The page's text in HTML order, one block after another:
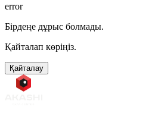
error
Бірдеңе дұрыс болмады.
Қайталап көріңіз.
Қайталау